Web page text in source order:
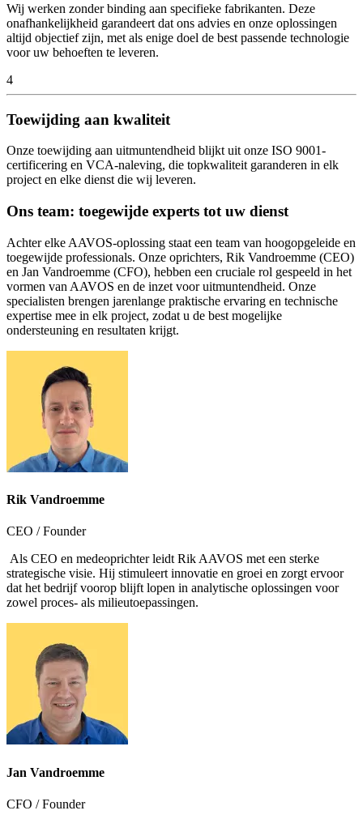
Wij werken zonder binding aan specifieke fabrikanten. Deze
onafhankelijkheid garandeert dat ons advies en onze oplossingen
altijd objectief zijn, met als enige doel de best passende technologie
voor uw behoeften te leveren.
4
Toewijding aan kwaliteit
Onze toewijding aan uitmuntendheid blijkt uit onze ISO 9001-
certificering en VCA-naleving, die topkwaliteit garanderen in elk
project en elke dienst die wij leveren.
Ons team: toegewijde experts tot uw dienst
Achter elke AAVOS-oplossing staat een team van hoogopgeleide en
toegewijde professionals. Onze oprichters, Rik Vandroemme (CEO)
en Jan Vandroemme (CFO), hebben een cruciale rol gespeeld in het
vormen van AAVOS en de inzet voor uitmuntendheid. Onze
specialisten brengen jarenlange praktische ervaring en technische
expertise mee in elk project, zodat u de best mogelijke
ondersteuning en resultaten krijgt.
Rik Vandroemme
CEO / Founder
Als CEO en medeoprichter leidt Rik AAVOS met een sterke
strategische visie. Hij stimuleert innovatie en groei en zorgt ervoor
dat het bedrijf voorop blijft lopen in analytische oplossingen voor
zowel proces- als milieu­toepassingen.
Jan Vandroemme
CFO / Founder